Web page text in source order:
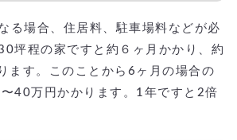
る場合、住居料、駐車場料などが必
坪程の家ですと約６ヶ月かかり、約
ます。このことから6ヶ月の場合の
40万円かかります。1年ですと2倍